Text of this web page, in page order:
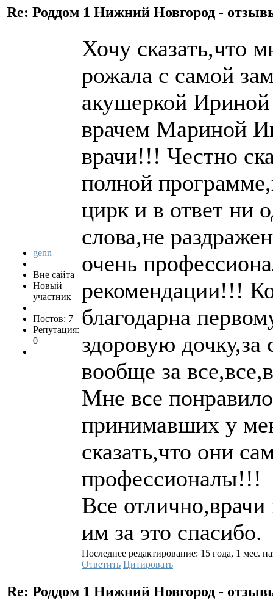
Re: Роддом 1 Нижний Новгород -
genn
Вне сайта
Новый
участник
Постов: 7
Репутация:
0
Хочу сказать,что
рожала с самой
акушеркой
врачем Мариной
врачи!!! Честно
полной
цирк и в ответ ни
слова,не
очень
рекомендации!!!
благодарна
здоровую дочку,за
вообще за
Мне все
принимавших у
сказать,что они
профессионалы!!!
Все
им за это спасибо.
Последнее редактирование: 15 года, 1 мес.
Ответить Цитировать
Re: Роддом 1 Нижний Новгород -